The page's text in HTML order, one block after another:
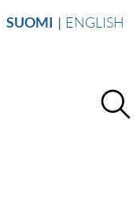
SUOMI ENGLISH